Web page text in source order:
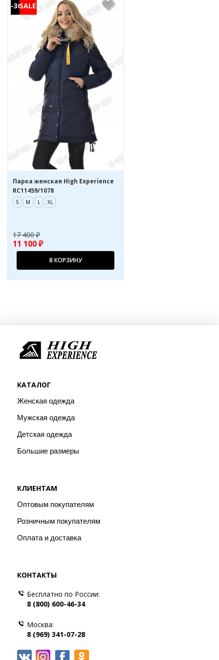
-36%
Парка женская High Experience
RC11459/1078
S M L XL
17 400 ₽
11 100 ₽
В КОРЗИНУ
КАТАЛОГ
Женская одежда
Мужская одежда
Детская одежда
Большие размеры
КЛИЕНТАМ
Оптовым покупателям
Розничным покупателям
Оплата и доставка
КОНТАКТЫ
Бесплатно по России:
8 (800) 600-46-34
Москва:
8 (969) 341-07-28